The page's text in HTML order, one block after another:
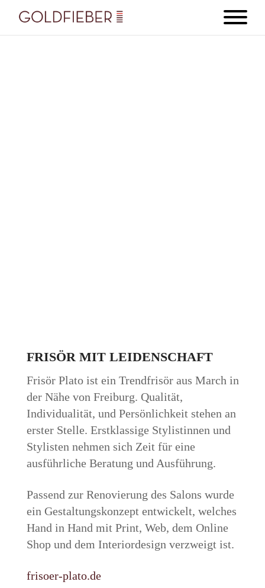
FRISÖR MIT LEIDENSCHAFT
Frisör Plato ist ein Trendfrisör aus March in
der Nähe von Freiburg. Qualität,
Individualität, und Persönlichkeit stehen an
erster Stelle. Erstklassige Stylistinnen und
Stylisten nehmen sich Zeit für eine
ausführliche Beratung und Ausführung.
Passend zur Renovierung des Salons wurde
ein Gestaltungskonzept entwickelt, welches
Hand in Hand mit Print, Web, dem Online
Shop und dem Interiordesign verzweigt ist.
frisoer-plato.de